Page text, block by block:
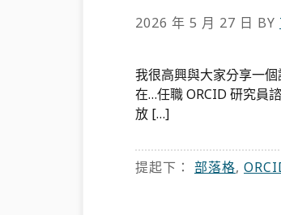
2026 年 5 月 27 日 BY
我很高興與大家分享一
在…任職 ORCID 研究員
放 […]
提起下： 部落格,